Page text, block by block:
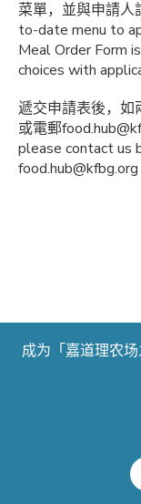
菜單，並與申請人
to-date menu to
Meal Order Form
choices with
遞交申請表後，
或電郵
please contact us
food.hub@kfbg.org
成为「嘉道理农